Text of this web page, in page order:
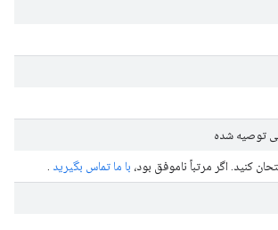
توصیه شده
کنید. اگر مرتباً ناموفق بود، با ما تماس بگیرید